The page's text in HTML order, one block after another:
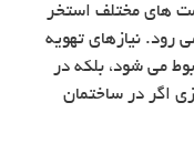
های مختلف استخر
رود. نیازهای تهویه
می شود، بلکه در
اگر در ساختمان